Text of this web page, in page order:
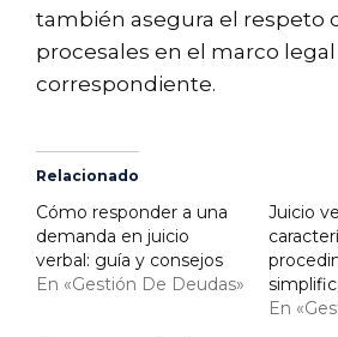
también asegura el respeto
procesales en el marco legal
correspondiente.
Relacionado
Cómo responder a una
demanda en juicio
verbal: guía y consejos
En «Gestión De Deudas»
Juicio
En